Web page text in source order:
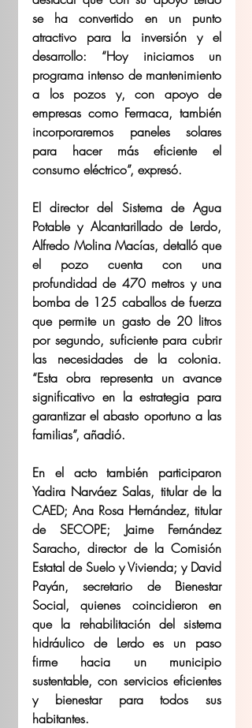
se ha convertido en un punto
atractivo para la inversión y el
desarrollo: “Hoy iniciamos un
programa intenso de mantenimiento
a los pozos y, con apoyo de
empresas como Fermaca, también
incorporaremos paneles solares
para hacer más eficiente el
consumo eléctrico”, expresó.
El director del Sistema de Agua
Potable y Alcantarillado de Lerdo,
Alfredo Molina Macías, detalló que
el pozo cuenta con una
profundidad de 470 metros y una
bomba de 125 caballos de fuerza
que permite un gasto de 20 litros
por segundo, suficiente para cubrir
las necesidades de la colonia.
“Esta obra representa un avance
significativo en la estrategia para
garantizar el abasto oportuno a las
familias”, añadió.
En el acto también participaron
Yadira Narváez Salas, titular de la
CAED; Ana Rosa Hernández, titular
de SECOPE; Jaime Fernández
Saracho, director de la Comisión
Estatal de Suelo y Vivienda; y David
Payán, secretario de Bienestar
Social, quienes coincidieron en
que la rehabilitación del sistema
hidráulico de Lerdo es un paso
firme hacia un municipio
sustentable, con servicios eficientes
y bienestar para todos sus
habitantes.